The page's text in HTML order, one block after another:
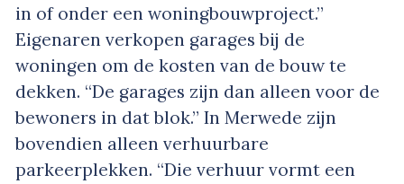
in of onder een woningbouwproject.”
Eigenaren verkopen garages bij de
woningen om de kosten van de bouw te
dekken. “De garages zijn dan alleen voor de
bewoners in dat blok.” In Merwede zijn
bovendien alleen verhuurbare
parkeerplekken. “Die verhuur vormt een